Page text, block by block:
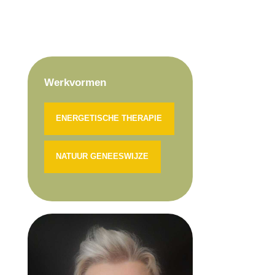
Werkvormen
ENERGETISCHE THERAPIE
NATUUR GENEESWIJZE